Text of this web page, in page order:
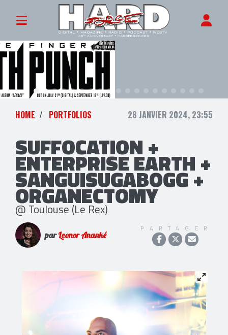
HOME PORTFOLIOS 28 JANVIER 2024, 23:55
SUFFOCATION +
ENTERPRISE EARTH +
SANGUISUGABOGG +
ORGANECTOMY
@ Toulouse (Le Rex)
parLeonor Ananké
PARTAGER